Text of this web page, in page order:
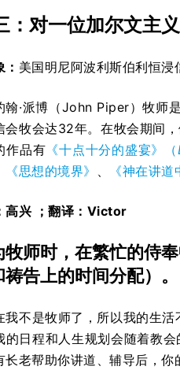
：对一位加尔文主
美国明尼阿波利斯伯利恒
翰·派博（John Piper）牧师
会牧会达32年。在牧会期间
作品有 《十点十分的盛宴》（
《思想的境界》 、 《神在讲道
高兴 ；翻译：Victor
牧师时，在繁忙的侍
告上的时间分配）。
我不是牧师了，所以我的生
的日程和人生规划会随着教
长老帮助你讲道、辅导后，你